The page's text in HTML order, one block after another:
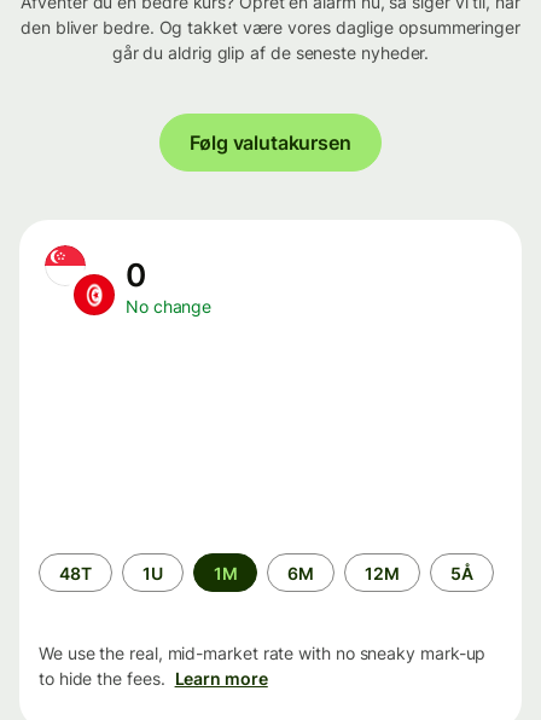
den bliver bedre. Og takket være vores daglige opsummeringer
går du aldrig glip af de seneste nyheder.
Følg valutakursen
0
No change
Time
period
48T 1U 1M 6M 12M 5Å
We use the real, mid-market rate with no sneaky mark-up
to hide the fees. Learn more